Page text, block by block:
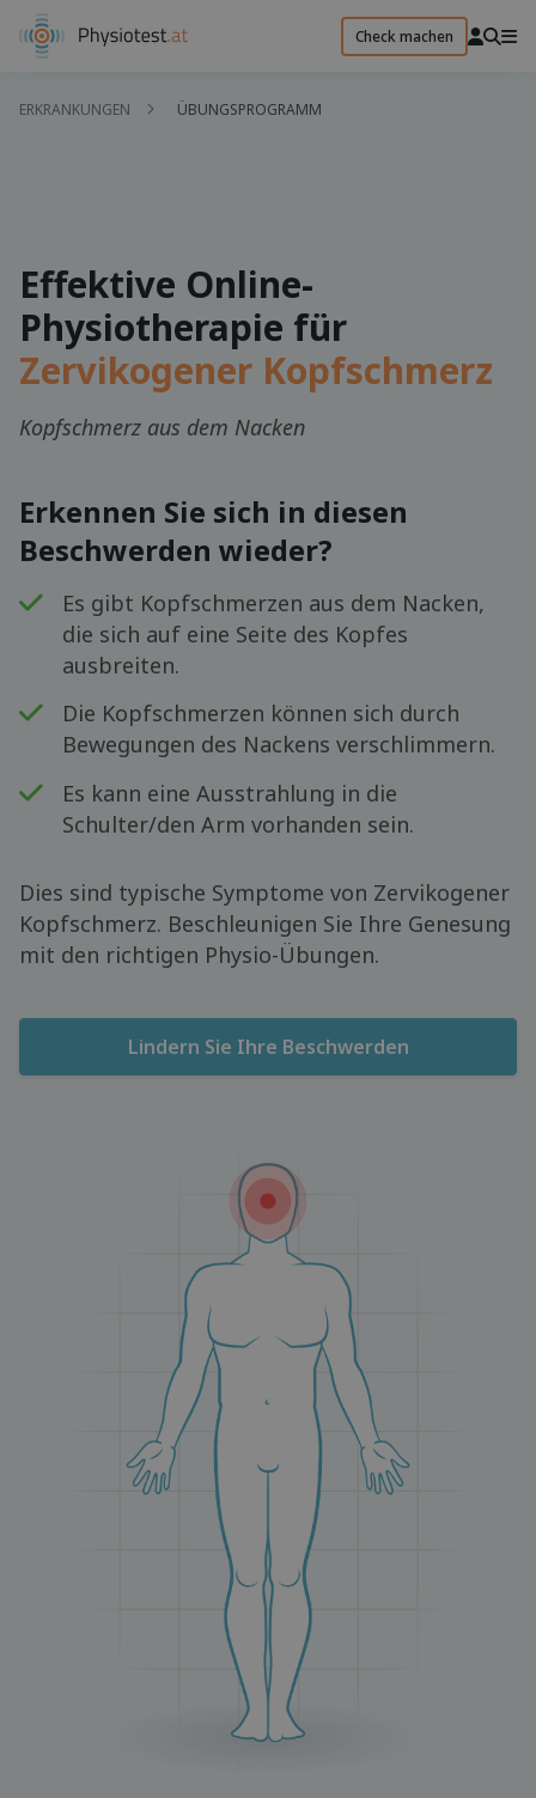
Check machen
ERKRANKUNGEN ÜBUNGSPROGRAMM
Effektive Online-
Physiotherapie für
Zervikogener Kopfschmerz
Kopfschmerz aus dem Nacken
Erkennen Sie sich in diesen
Beschwerden wieder?
Es gibt Kopfschmerzen aus dem Nacken,
die sich auf eine Seite des Kopfes
ausbreiten.
Die Kopfschmerzen können sich durch
Bewegungen des Nackens verschlimmern.
Es kann eine Ausstrahlung in die
Schulter/den Arm vorhanden sein.
Dies sind typische Symptome von Zervikogener
Kopfschmerz. Beschleunigen Sie Ihre Genesung
mit den richtigen Physio-Übungen.
Lindern Sie Ihre Beschwerden